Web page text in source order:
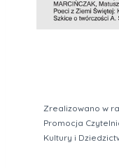
Zrealizowano w
Promocja
Kultury i